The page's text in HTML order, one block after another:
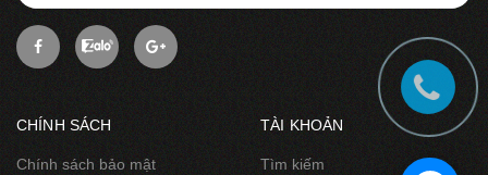
CHÍNH SÁCH
Chính sách bảo mật
TÀI KHOẢN
Tìm kiếm